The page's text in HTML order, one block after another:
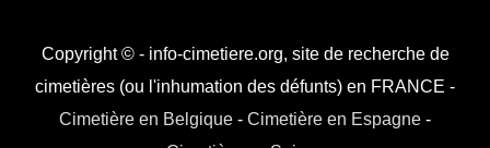
Copyright © - info-cimetiere.org, site de recherche de
cimetières (ou l'inhumation des défunts) en FRANCE -
Cimetière en Belgique - Cimetière en Espagne -